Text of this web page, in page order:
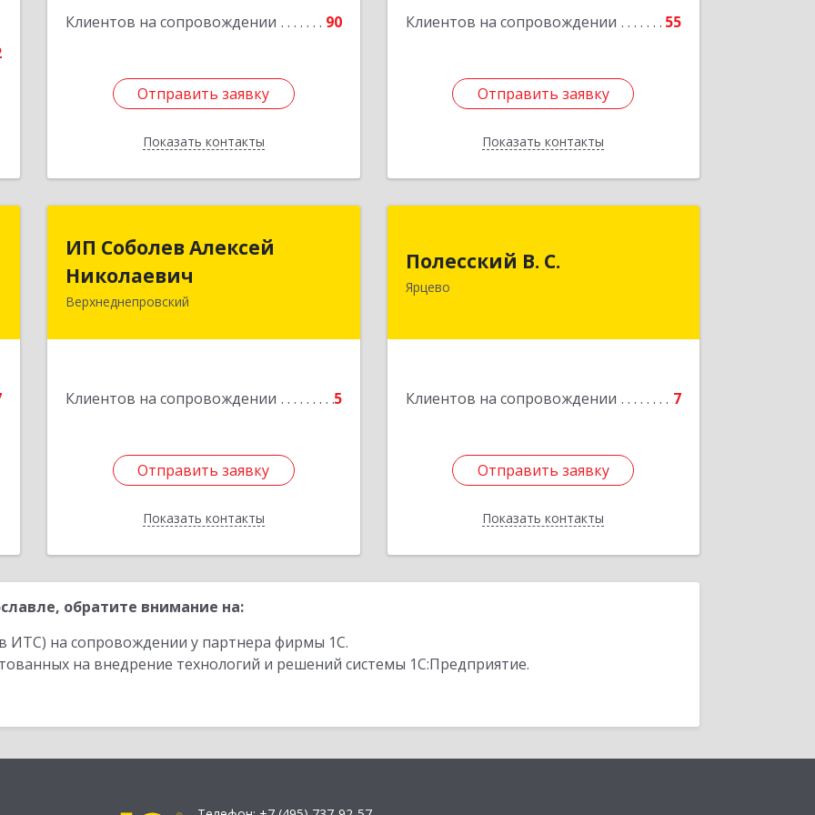
Клиентов на сопровождении 90
Отправить заявку
Показать контакты
Отправить заявку
Назад
Клиентов на сопровождении 55
Отправить заявку
Показать контакты
Отправить заявку
Назад
ИП Соболев Алексей
Николаевич
Верхнеднепровский
Клиентов на сопровождении 5
Отправить заявку
Показать контакты
ИП Соболев Алексей
Николаевич
Отправить заявку
Назад
Полесский В. С.
Ярцево
Клиентов на сопровождении 7
Отправить заявку
Показать контакты
Подробнее
Отправить заявку
Назад
обратите внимание на:
ИТС) на сопровождении у партнера фирмы 1С.
на внедрение технологий и решений системы 1С:Предприятие.